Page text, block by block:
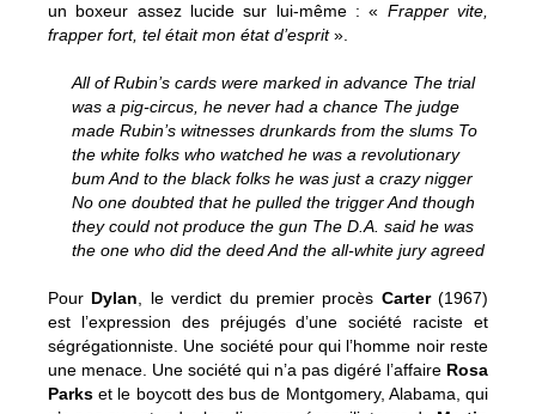
un boxeur assez lucide sur lui-même : « Frapper vite,
frapper fort, tel était mon état d’esprit».
All of Rubin’s cards were marked in advance The trial
was a pig-circus, he never had a chance The judge
made Rubin’s witnesses drunkards from the slums To
the white folks who watched he was a revolutionary
bum And to the black folks he was just a crazy nigger
No one doubted that he pulled the trigger And though
they could not produce the gun The D.A. said he was
the one who did the deed And the all-white jury agreed
Pour Dylan, le verdict du premier procès Carter(1967)
est l’expression des préjugés d’une société raciste et
ségrégationniste. Une société pour qui l’homme noir reste
une menace. Une société qui n’a pas digéré l’affaire Rosa
Parks et le boycott des bus de Montgomery, Alabama, qui